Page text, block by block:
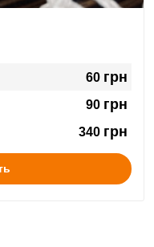
60 грн
90 грн
340 грн